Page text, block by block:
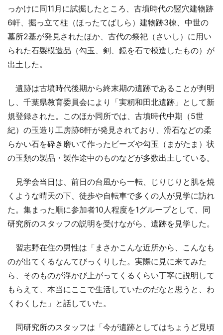
っかけに同11月に試掘したところ、古墳時代の竪穴建物跡
6軒、掘っ立て柱（ほったてばしら）建物跡3棟、中世の
墓所2基が発見されたほか、古代の祭祀（さいし）に用い
られた石製模造品（勾玉、剣、鏡を石で模造したもの）が
出土した。
遺跡は古墳時代後期から終末期の遺跡であることが判明
し、千葉県教育委員会により「実籾和田北遺跡」として新
規登録された。このほか同所では、古墳時代中期（5世
紀）の玉造り工房跡6軒が発見されており、滑石などの柔
らかい石を砕き磨いて作ったビーズや勾玉（まがたま）状
の玉類の製品・製作途中のものなどが多数出土している。
見学会当日は、前日の台風から一転、じりじりと肌を焼
くような晴天の下、徒歩や自転車で多くの人が見学に訪れ
た。集まった順に参加者10人程度を1グループとして、同
研究所のスタッフの説明を受けながら、遺跡を見学した。
習志野在住の男性は「まさかこんな近所から、こんなも
のが出てくるなんてびっくりした。実際に見に来てみた
ら、そのものが浮かび上がってくるくらい丁寧に説明して
もらえて、本当にここで生活していたのだなと思うと、わ
くわくした」と話していた。
同研究所のスタッフは「今が遺跡としてはちょうど見頃